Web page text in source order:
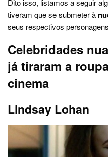
Dito isso, listamos a seguir
tiveram que se submeter à
seus respectivos
Celebridades
já tiraram a
cinema
Lindsay Lohan